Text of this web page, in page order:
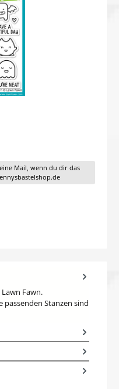
Mail, wenn du dir das
Fawn.
passenden Stanzen sind